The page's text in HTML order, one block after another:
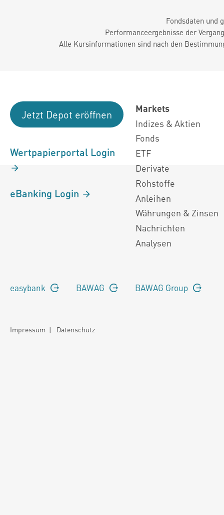
Fondsdaten und
Performanceergebnisse der
Alle Kursinformationen sind nach den
Jetzt Depot eröffnen
Wertpapierportal Login
eBanking Login
Markets
Indizes & Aktien
Fonds
ETF
Derivate
Rohstoffe
Anleihen
Währungen & Zinsen
Nachrichten
Analysen
easybank BAWAG BAWAG Group
Impressum | Datenschutz